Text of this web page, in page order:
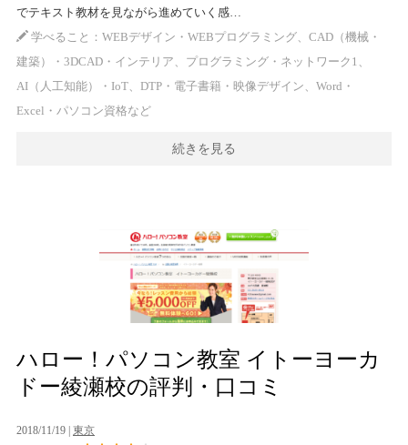
でテキスト教材を見ながら進めていく感…
学べること：WEBデザイン・WEBプログラミング、CAD（機械・
建築）・3DCAD・インテリア、プログラミング・ネットワーク1、
AI（人工知能）・IoT、DTP・電子書籍・映像デザイン、Word・
Excel・パソコン資格など
続きを見る
ハロー！パソコン教室 イトーヨーカ
ドー綾瀬校の評判・口コミ
2018/11/19 | 東京